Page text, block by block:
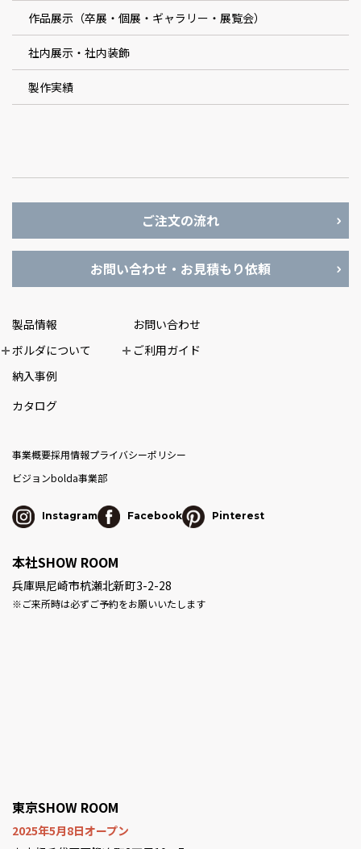
作品展示（卒展・個展・ギャラリー・展覧会）
社内展示・社内装飾
製作実績
ご注文の流れ
お問い合わせ・お見積もり依頼
製品情報
ボルダについて
納入事例
カタログ
お問い合わせ
ご利用ガイド
事業概要採用情報プライバシーポリシー
ビジョンbolda事業部
Instagram Facebook Pinterest
本社SHOW ROOM
兵庫県尼崎市杭瀬北新町3-2-28
※ご来所時は必ずご予約をお願いいたします
東京SHOW ROOM
2025年5月8日オープン